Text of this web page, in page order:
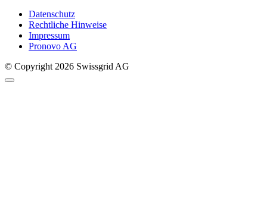
Datenschutz
Rechtliche Hinweise
Impressum
Pronovo AG
© Copyright 2026 Swissgrid AG